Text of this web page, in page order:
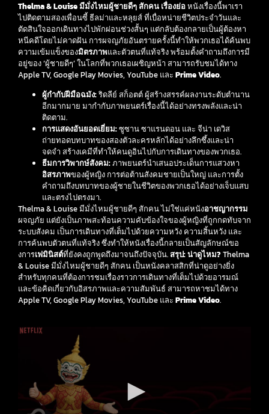
Thelma & Louise มีมั่งไหมผู้ชายดีๆ สักคน เรื่องย่อหนังเรื่องนี้พาเรา
ไปติดตามสองเพื่อนซี้ ธีลม่าและหลุยส์ ที่เบื่อหน่ายชีวิตประจำวันและ
ตัดสินใจออกเดินทางไปพักผ่อนช่วงสั้นๆ แต่กลับต้องกลายเป็นผู้ต้องหา
หนีคดีโดยไม่คาดฝัน การผจญภัยอันตรายครั้งนี้ทำให้พวกเธอได้ค้นพบ
ความเข้มแข็งของมิตรภาพและตัวตนที่แท้จริง พร้อมตั้งคำถามถึงการมี
อยู่ของ ‘ผู้ชายดีๆ’ ในโลกที่พวกเธอเผชิญหน้า สามารถรับชมได้ทาง
Apple TV, Google Play Movies, YouTube และ Prime Video.
ผู้กำกับฝีมือฉมัง:ริดลีย์ สก็อตต์ ผู้สร้างสรรค์ผลงานระดับตำนาน
อีกมากมาย มากำกับภาพยนตร์เรื่องนี้ได้อย่างทรงพลังและน่า
ติดตาม.
การแสดงอันยอดเยี่ยม:ซูซาน ซาแรนดอน และ จีน่า เดวิส
ถ่ายทอดบทบาทของสองตัวละครหลักได้อย่างลึกซึ้งและน่า
จดจำ สร้างเคมีที่ทำให้คนดูอินไปกับการเดินทางของพวกเธอ.
ธีมการวิพากษ์สังคม:ภาพยนตร์นำเสนอประเด็นการแสวงหา
อิสรภาพของผู้หญิง การต่อต้านสังคมชายเป็นใหญ่ และการตั้ง
คำถามถึงบทบาทของผู้ชายในชีวิตของพวกเธอได้อย่างเจ็บแสบ
และตรงไปตรงมา.
Thelma & Louise มีมั่งไหมผู้ชายดีๆ สักคน ไม่ใช่แค่หนังอาชญากรรม
ผจญภัย แต่ยังเป็นภาพสะท้อนความคับข้องใจของผู้หญิงที่ถูกกดทับจาก
ระบบสังคม เป็นการเดินทางที่เต็มไปด้วยความหวัง ความสิ้นหวัง และ
การค้นพบตัวตนที่แท้จริง ซึ่งทำให้หนังเรื่องนี้กลายเป็นสัญลักษณ์ขอ
งการเฟมินิสต์ที่ยังคงถูกพูดถึงมาจนถึงปัจจุบัน.สรุป: น่าดูไหม?Thelma
& Louise มีมั่งไหมผู้ชายดีๆ สักคน เป็นหนังคลาสสิกที่น่าดูอย่างยิ่ง
สำหรับทุกคนที่ต้องการชมเรื่องราวการเดินทางที่เต็มไปด้วยอารมณ์
และข้อคิดเกี่ยวกับอิสรภาพและความสัมพันธ์ สามารถหาชมได้ทาง
Apple TV, Google Play Movies, YouTube และ Prime Video.